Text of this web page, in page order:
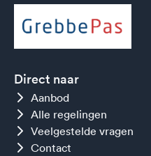
Direct naar
Aanbod
Alle regelingen
Veelgestelde vragen
Contact